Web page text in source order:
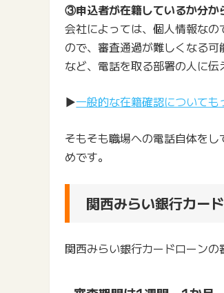
③申込者が在籍しているか分か
会社によっては、個人情報な
ので、審査通過が難しくなる
など、電話を取る部署の人に伝
▶一般的な在籍確認について
そもそも職場への電話自体をし
めです。
関西みらい銀行カー
関西みらい銀行カードローンの